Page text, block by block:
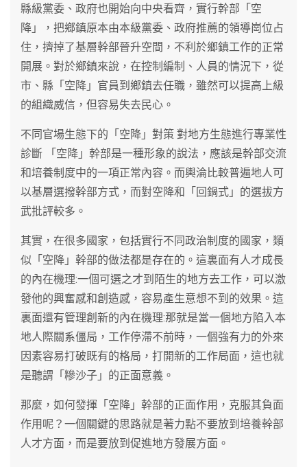
縣級黨委、政府也開始向中央看齊，實行幹部「空
降」，把鄉鎮原本由本級黨委、政府推薦的領導崗位占
住，擠掉了基層幹部晉升空間，不利於鄉鎮工作的正常
開展。對於鄉鎮來說，在控制編制、人員的情況下，從
市、縣「空降」官員到鄉鎮去任職，雖然可以提高上級
的組織威信，但容易失去民心。
不同官場生態下的「空降」對策 對地方生態進行專業性
診斷 「空降」幹部是一種形象的說法，應該是幹部交流
和培養制度中的一項正常內容。而輿淪比較普遍地人可
以基層選撥幹部方式，而對空降和「回鍋式」的選拔方
武批評較多。
其實，在很多國家，包括實行不同政治制度的國家，類
似「空降」幹部的做法都是存在的。這裏面有人才成長
的內在機理:一個可選之才到陌生的地方去工作，可以激
發他的興奮感和創造感，容易產生意想不到的效果。這
裏面還有管理創新的內在機理:那就是當一個地方陷入本
地人際關系僵局，工作停滯不前時，一個強有力的外來
因素容易打破既有的格局，打開新的工作局面，這也就
是聽謂「糝沙子」的正面意義。
那麼，如何發揮「空降」幹部的正面作用，克服其負面
作用呢？一個關鍵的思路就是著力點不要放到培養幹部
人才方面，而是要放到促進地方發展方面。